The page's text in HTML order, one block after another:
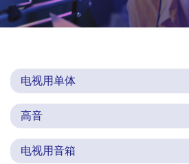
电视用单体
高音
电视用音箱